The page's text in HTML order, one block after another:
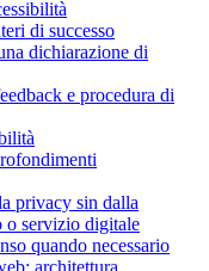
di successo
dichiarazione di
e procedura di
privacy sin dalla
o servizio digitale
quando necessario
architettura,